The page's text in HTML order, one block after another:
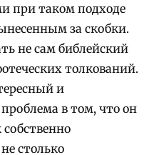
при таком подходе
за скобки.
не сам библейский
толкований.
и
в том, что он
столько